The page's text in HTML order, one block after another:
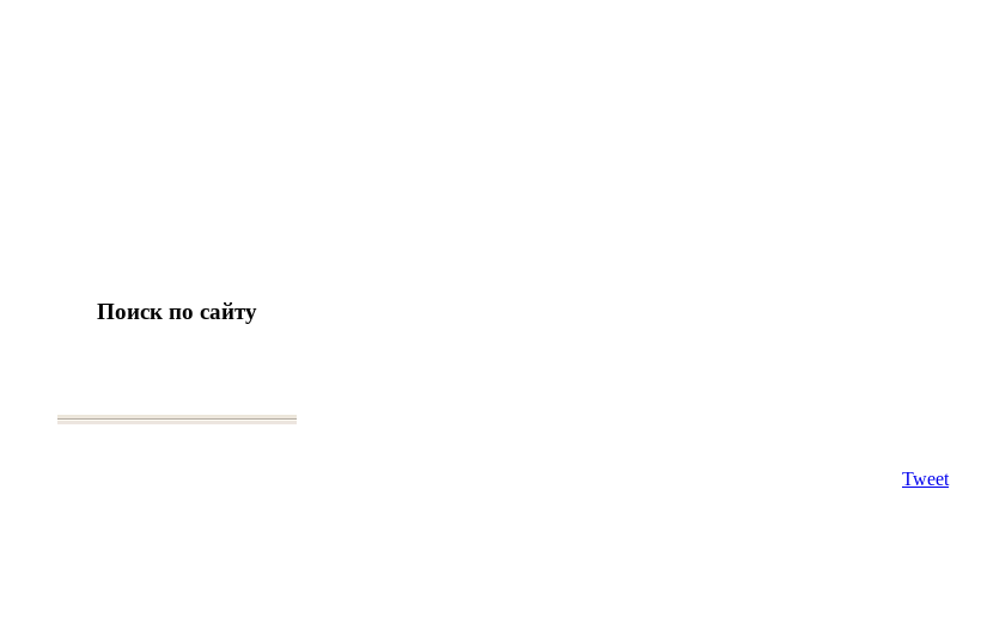
Поиск по сайту
Tweet